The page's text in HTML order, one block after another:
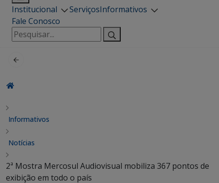
Institucional ServiçosInformativos
Fale Conosco
Pesquisar
por:
Informativos
Notícias
2ª Mostra Mercosul Audiovisual mobiliza 367 pontos de
exibição em todo o país